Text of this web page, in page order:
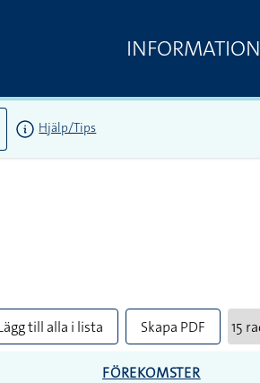
INFORMATION
Hjälp/Tips
till alla i lista Skapa PDF
FÖREKOMSTER